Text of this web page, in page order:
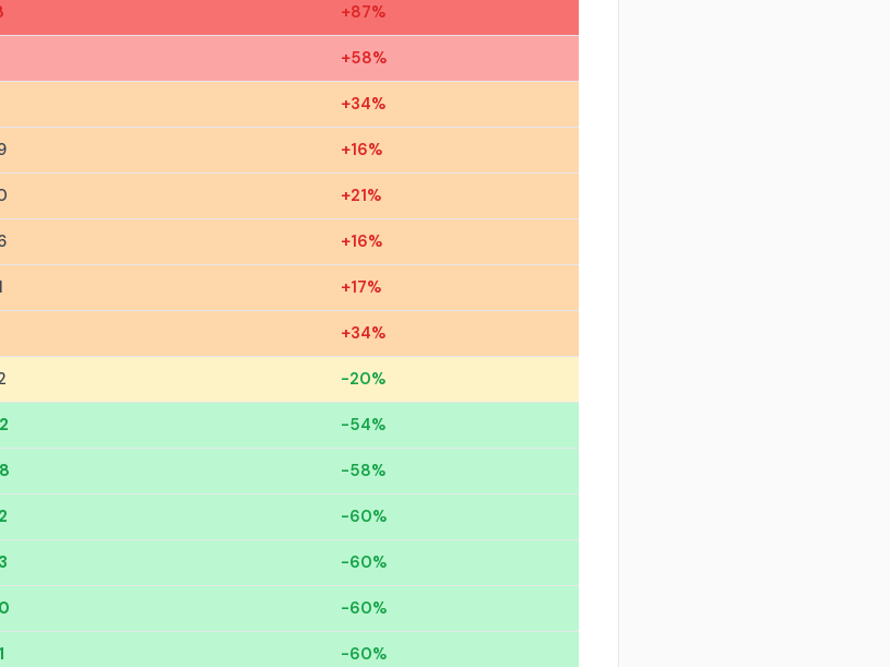
+87%
+58%
+34%
+16%
+21%
+16%
+17%
+34%
-20%
-54%
-58%
-60%
-60%
-60%
-60%